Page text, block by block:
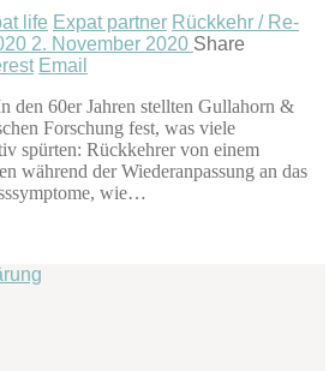
life Expat partner Rückkehr / Re-
2. November 2020 Share
Email
den 60er Jahren stellten Gullahorn &
Forschung fest, was viele
spürten: Rückkehrer von einem
während der Wiederanpassung an das
wie…